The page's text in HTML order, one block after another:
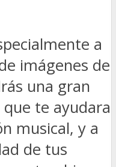
a
imágenes de
una gran
te ayudara
musical, y a
de tus